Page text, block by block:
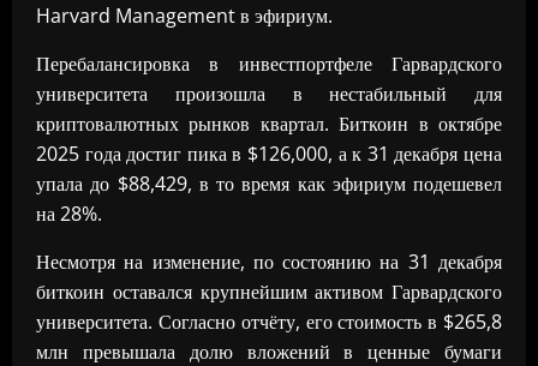
Harvard Management в эфириум.
Перебалансировка в инвестпортфеле Гарвардского
университета произошла в нестабильный для
криптовалютных рынков квартал. Биткоин в октябре
2025 года достиг пика в $126,000, а к 31 декабря цена
упала до $88,429, в то время как эфириум подешевел
на 28%.
Несмотря на изменение, по состоянию на 31 декабря
биткоин оставался крупнейшим активом Гарвардского
университета. Согласно отчёту, его стоимость в $265,8
млн превышала долю вложений в ценные бумаги